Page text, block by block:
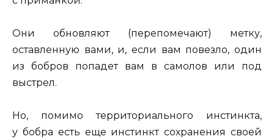
Они обновляют (перепомечают) метку,
оставленную вами, и, если вам повезло, один
из бобров попадет вам в самолов или под
выстрел.
Но, помимо территориального инстинкта,
у бобра есть еще инстинкт сохранения своей